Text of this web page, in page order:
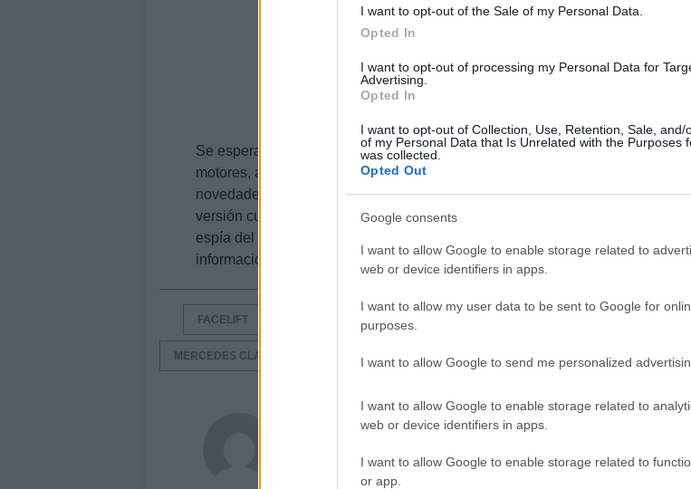
I want to opt-out of the Sale of my Personal Data.
Opted In
I want to opt-out of processing my Personal Data for
Advertising.
Opted In
I want to opt-out of Collection, Use, Retention, Sale, and/
of my Personal Data that Is Unrelated with the Purposes
was collected.
Opted Out
Google consents
I want to allow Google to enable storage related to
web or device identifiers in apps.
I want to allow my user data to be sent to Google for
purposes.
I want to allow Google to send me personalized
I want to allow Google to enable storage related to
web or device identifiers in apps.
I want to allow Google to enable storage related to
or app.
Se espera que los ingenieros deMercedesmejoren la economía y la
motores, además de reducir la cantidad de particulas de CO2 que se emiten.
novedades que se esperan para laClaseC son un nuevo motor Blutec
versión cupé y otra más que probable cabrio. Tras el salto las imágenes.Fotos
espía del
información sobre la marcaMercedespinchando aquí.Vía
FACELIFT
MERCEDES CLASE C
Acutalidad.es Unit